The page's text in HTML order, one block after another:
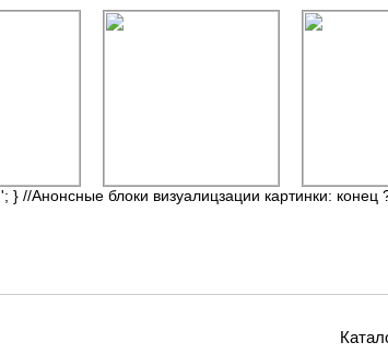
'; } //Анонсные блоки визуалицзации картинки: конец